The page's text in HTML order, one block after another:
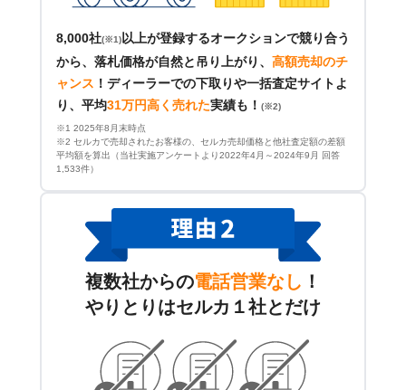
8,000社(※1) 以上が登録するオークションで競り合う
から、落札価格が自然と吊り上がり、 高額売却のチ
ャンス ！ ディーラーでの下取りや一括査定サイトよ
り、平均31万円高く売れた実績も！ (※2)
※1 2025年8月末時点
※2 セルカで売却されたお客様の、セルカ売却価格と他社査定額の差額
平均額を算出（当社実施アンケートより2022年4月～2024年9月 回答
1,533件）
複数社からの電話営業なし ！
やりとりはセルカ１社とだけ